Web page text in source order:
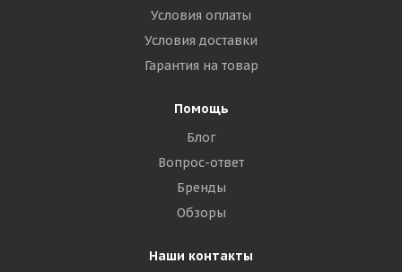
Условия оплаты
Условия доставки
Гарантия на товар
Помощь
Блог
Вопрос-ответ
Бренды
Обзоры
Наши контакты